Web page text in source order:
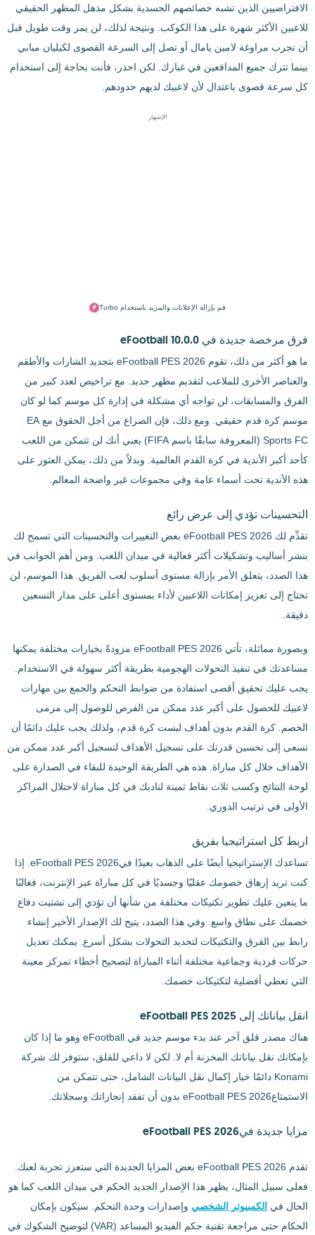
الافتراضيين الذين تشبه خصائصهم الجسدية بشكل مذهل المظهر الحقيقي
للاعبين الأكثر شهرة على هذا الكوكب. ونتيجة لذلك، لن يمر وقت طويل قبل
أن تجرب مراوغة لامين يامال أو تصل إلى السرعة القصوى لكيليان مبابي
بينما تترك جميع المدافعين في غبارك. لكن احذر، فأنت بحاجة إلى استخدام
كل سرعة قصوى باعتدال لأن لاعبيك لديهم حدودهم.
الإشهار
قم بإزالة الإعلانات والمزيد باستخدام Turbo
فرق مرخصة جديدة في eFootball 10.0.0
ما هو أكثر من ذلك، تقوم eFootball PES 2026 بتجديد الشارات والأطقم
والعناصر الأخرى للملاعب لتقديم مظهر جديد. مع تراخيص لعدد كبير من
الفرق والمسابقات، لن تواجه أي مشكلة في إدارة كل موسم كما لو كان
موسم كرة قدم حقيقي. ومع ذلك، فإن الصراع من أجل الحقوق مع EA
Sports FC (المعروفة سابقًا باسم FIFA) يعني أنك لن تتمكن من اللعب
كأحد أكبر الأندية في كرة القدم العالمية. وبدلاً من ذلك، يمكن العثور على
هذه الأندية تحت أسماء عامة وفي مجموعات غير واضحة المعالم.
التحسينات تؤدي إلى عرض رائع
تقدِّم لك eFootball PES 2026 بعض التغييرات والتحسينات التي تسمح لك
بنشر أساليب وتشكيلات أكثر فعالية في ميدان اللعب. ومن أهم الجوانب في
هذا الصدد، يتعلق الأمر بإزالة مستوى أسلوب لعب الفريق. هذا الموسم، لن
تحتاج إلى تعزيز إمكانات اللاعبين لأداء بمستوى أعلى على مدار التسعين
دقيقة.
وبصورة مماثلة، تأتي eFootball PES 2026 مزودةً بخيارات مختلفة يمكنها
مساعدتك في تنفيذ التحولات الهجومية بطريقة أكثر سهولة في الاستخدام.
يجب عليك تحقيق أقصى استفادة من ضوابط التحكم والجمع بين مهارات
لاعبيك للحصول على أكبر عدد ممكن من الفرص للوصول إلى مرمى
الخصم. كرة القدم بدون أهداف ليست كرة قدم، ولذلك يجب عليك دائمًا أن
تسعى إلى تحسين قدرتك على تسجيل الأهداف لتسجيل أكبر عدد ممكن من
الأهداف خلال كل مباراة. هذه هي الطريقة الوحيدة للبقاء في الصدارة على
لوحة النتائج وكسب ثلاث نقاط ثمينة لناديك في كل مباراة لاحتلال المراكز
الأولى في ترتيب الدوري.
اربط كل استراتيجيا بفريق
تساعدك الإستراتيجيا أيضًا على الذهاب بعيدًا فيeFootball PES 2026. إذا
كنت تريد إرهاق خصومك عقليًا وجسديًا في كل مباراة عبر الإنترنت، فغالبًا
ما يتعين عليك تطوير تكتيكات مختلفة من شأنها أن تؤدي إلى تشتيت دفاع
خصمك على نطاق واسع. وفي هذا الصدد، يتيح لك الإصدار الأخير إنشاء
رابط بين الفرق والتكتيكات لتحديد التحولات بشكل أسرع. يمكنك تعديل
حركات فردية وجماعية مختلفة أثناء المباراة لتصحيح أخطاء تمركز معينة
التي تعطي أفضلية لتكتيكات خصمك.
انقل بياناتك إلى eFootball PES 2025
هناك مصدر قلق آخر عند بدء موسم جديد في eFootball وهو ما إذا كان
بإمكانك نقل بياناتك المخزنة أم لا. لكن لا داعي للقلق، ستوفر لك شركة
Konami دائمًا خيار إكمال نقل البيانات الشامل، حتى تتمكن من
الاستمتاعeFootball PES 2026 بدون أن تفقد إنجازاتك وسجلاتك.
مزايا جديدة فيeFootball PES 2026
تقدم eFootball PES 2026 بعض المزايا الجديدة التي ستعزز تجربة لعبك.
فعلى سبيل المثال، يظهر هذا الإصدار الجديد الحكم في ميدان اللعب كما هو
الحال في الكمبيوتر الشخصي وإصدارات وحدة التحكم. سيكون بإمكان
الحكام حتى مراجعة تقنية حكم الفيديو المساعد (VAR) لتوضيح الشكوك في